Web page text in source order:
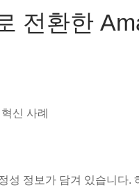
전환한
신 사례
성 정보가 담겨 있습니다.